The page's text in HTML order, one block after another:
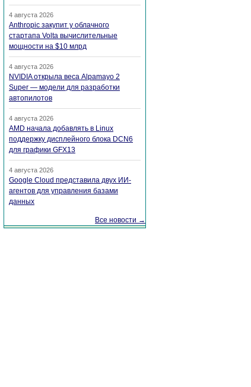
4 августа 2026
Anthropic закупит у облачного
стартапа Volta вычислительные
мощности на $10 млрд
4 августа 2026
NVIDIA открыла веса Alpamayo 2
Super — модели для разработки
автопилотов
4 августа 2026
AMD начала добавлять в Linux
поддержку дисплейного блока DCN6
для графики GFX13
4 августа 2026
Google Cloud представила двух ИИ-
агентов для управления базами
данных
Все новости →